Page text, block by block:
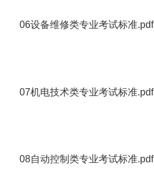
06设备维修类专业考试标准.pdf
07机电技术类专业考试标准.pdf
08自动控制类专业考试标准.pdf